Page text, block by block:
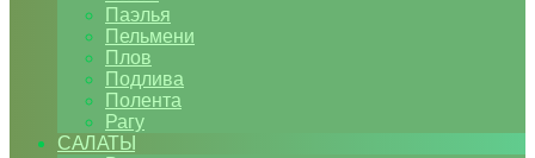
Паэлья
Пельмени
Плов
Подлива
Полента
Рагу
САЛАТЫ